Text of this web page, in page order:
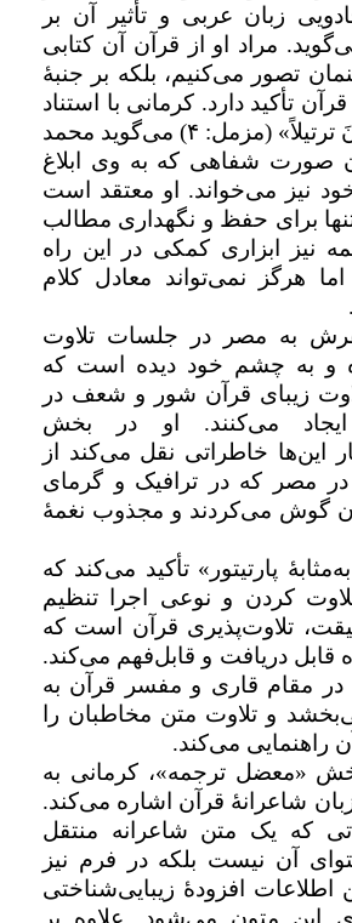
زبان عربی و تأثیر آن بر
مراد او از قرآن آن کتابی
تصور می‌کنیم، بلکه بر جنبهٔ
تأکید دارد. کرمانی با استناد
ترتیلاً» (مزمل: ۴) می‌گوید محمد
صورت شفاهی که به وی ابلاغ
نیز می‌خواند. او معتقد است
برای حفظ و نگهداری مطالب
نیز ابزاری کمکی در این راه
هرگز نمی‌تواند معادل کلام
به مصر در جلسات تلاوت
و به چشم خود دیده است که
زیبای قرآن شور و شعف در
می‌کنند. او در بخش
این‌ها خاطراتی نقل می‌کند از
در مصر که در ترافیک و گرمای
گوش می‌کردند و مجذوب نغمهٔ
پارتیتور» تأکید می‌کند که
کردن و نوعی اجرا تنظیم
تلاوت‌پذیری قرآن است که
قابل دریافت و قابل‌فهم می‌کند.
در مقام قاری و مفسر قرآن به
و تلاوت متن مخاطبان را
راهنمایی می‌کند.
«معضل ترجمه»، کرمانی به
شاعرانهٔ قرآن اشاره می‌کند.
که یک متن شاعرانه منتقل
آن نیست بلکه در فرم نیز
افزودهٔ زیبایی‌شناختی
این متون می‌شود. علاوه بر